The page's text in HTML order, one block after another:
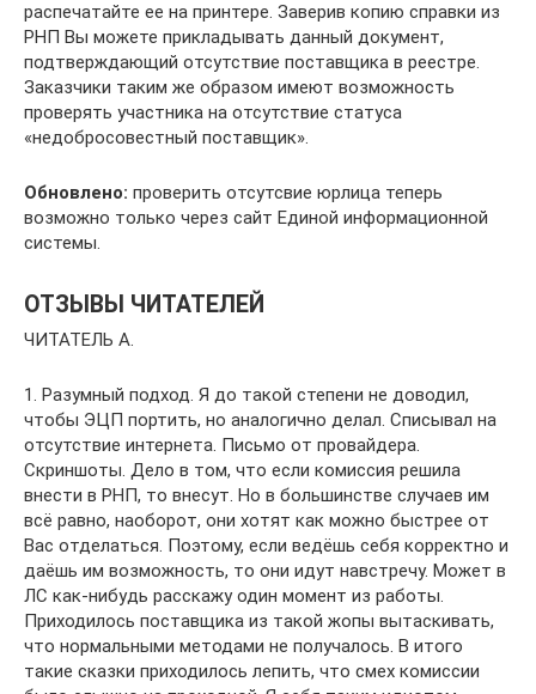
распечатайте ее на принтере. Заверив копию справки из
РНП Вы можете прикладывать данный документ,
подтверждающий отсутствие поставщика в реестре.
Заказчики таким же образом имеют возможность
проверять участника на отсутствие статуса
«недобросовестный поставщик».
Обновлено: проверить отсутсвие юрлица теперь
возможно только через сайт Единой информационной
системы.
ОТЗЫВЫ ЧИТАТЕЛЕЙ
ЧИТАТЕЛЬ А.
1. Разумный подход. Я до такой степени не доводил,
чтобы ЭЦП портить, но аналогично делал. Списывал на
отсутствие интернета. Письмо от провайдера.
Скриншоты. Дело в том, что если комиссия решила
внести в РНП, то внесут. Но в большинстве случаев им
всё равно, наоборот, они хотят как можно быстрее от
Вас отделаться. Поэтому, если ведёшь себя корректно и
даёшь им возможность, то они идут навстречу. Может в
ЛС как-нибудь расскажу один момент из работы.
Приходилось поставщика из такой жопы вытаскивать,
что нормальными методами не получалось. В итого
такие сказки приходилось лепить, что смех комиссии